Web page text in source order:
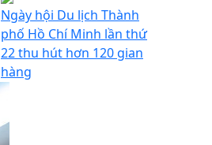
Ngày hội Du lịch Thành
phố Hồ Chí Minh lần thứ
22 thu hút hơn 120 gian
hàng